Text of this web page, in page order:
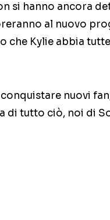
si hanno ancora
al nuovo
che Kylie abbia
nuovi
di tutto ciò, noi di